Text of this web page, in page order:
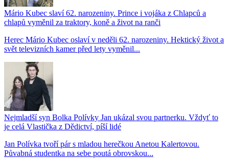
Mário Kubec slaví 62. narozeniny. Prince i vojáka z Chlapců a
chlapů vyměnil za traktory, koně a život na ranči
Herec Mário Kubec oslaví v neděli 62. narozeniny. Hektický život a
svět televizních kamer před lety vyměnil...
Nejmladší syn Bolka Polívky Jan ukázal svou partnerku. Vždyť to
je celá Vlastička z Dědictví, píší lidé
Jan Polívka tvoří pár s mladou herečkou Anetou Kalertovou.
Půvabná studentka na sebe poutá obrovskou...